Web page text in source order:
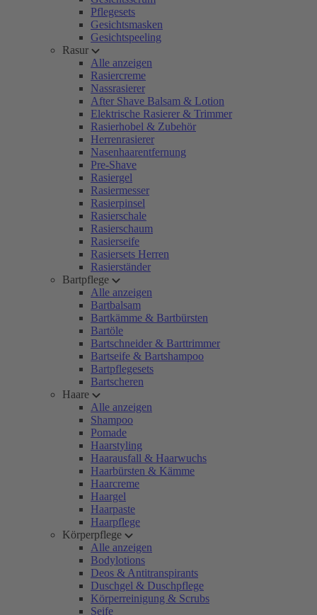
Pflegesets
Gesichtsmasken
Gesichtspeeling
Rasur
Alle anzeigen
Rasiercreme
Nassrasierer
After Shave Balsam & Lotion
Elektrische Rasierer & Trimmer
Rasierhobel & Zubehör
Herrenrasierer
Nasenhaarentfernung
Pre-Shave
Rasiergel
Rasiermesser
Rasierpinsel
Rasierschale
Rasierschaum
Rasierseife
Rasiersets Herren
Rasierständer
Bartpflege
Alle anzeigen
Bartbalsam
Bartkämme & Bartbürsten
Bartöle
Bartschneider & Barttrimmer
Bartseife & Bartshampoo
Bartpflegesets
Bartscheren
Haare
Alle anzeigen
Shampoo
Pomade
Haarstyling
Haarausfall & Haarwuchs
Haarbürsten & Kämme
Haarcreme
Haargel
Haarpaste
Haarpflege
Körperpflege
Alle anzeigen
Bodylotions
Deos & Antitranspirants
Duschgel & Duschpflege
Körperreinigung & Scrubs
Seife